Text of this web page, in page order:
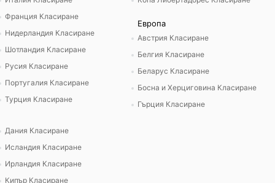
Франция Класиране
Нидерландия Класиране
Шотландия Класиране
Русия Класиране
Португалия Класиране
Турция Класиране
Европа
Австрия Класиране
Белгия Класиране
Беларус Класиране
Босна и Херциговина Класиране
Гърция Класиране
Дания Класиране
Исландия Класиране
Ирландия Класиране
Кипър Класиране